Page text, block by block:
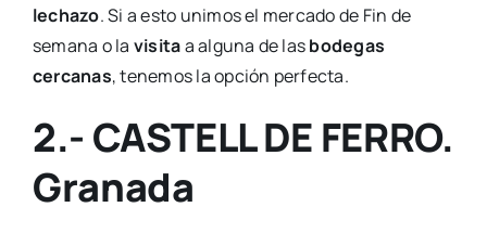
lechazo. Si a esto unimos el mercado de Fin de
semana o la visitaa alguna de lasbodegas
cercanas, tenemos la opción perfecta.
2.- CASTELL DE FERRO.
Granada